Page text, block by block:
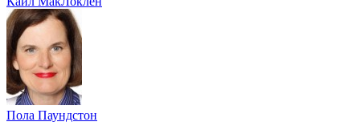
Пола Паундстон